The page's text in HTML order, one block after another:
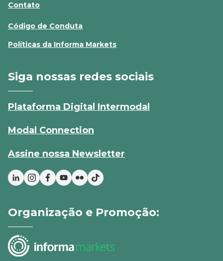
Contato
Código de Conduta
Políticas da Informa Markets
Siga nossas redes sociais
Plataforma Digital Intermodal
Modal Connection
Assine nossa Newsletter
Organização e Promoção: